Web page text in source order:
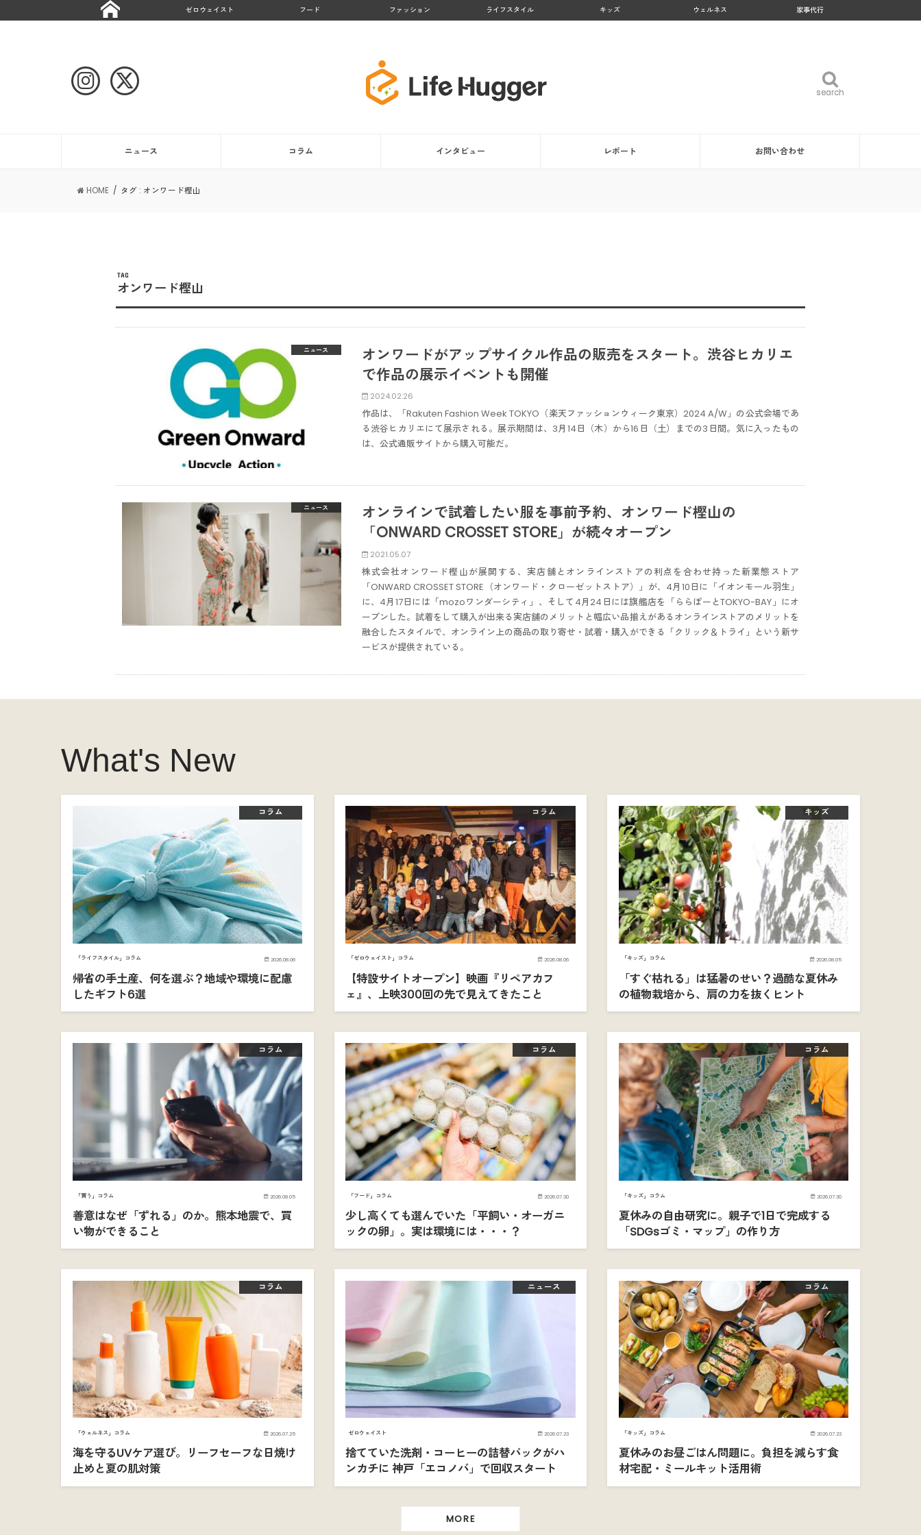
ゼロウェイスト フード ファッション ライフスタイル キッズ ウェルネス 家事代行
search
search
ニュース コラム インタビュー レポート お問い合わせ
HOME タグ : オンワード樫山
TAG
オンワード樫山
ニュース
オンワードがアップサイクル作品の販売をスタート。渋谷ヒカリエ
で作品の展示イベントも開催
2024.02.26
作品は、「Rakuten Fashion Week TOKYO（楽天ファッションウィーク東京）2024 A/W」の公式会場であ
る渋谷ヒカリエにて展示される。展示期間は、3月14日（木）から16日（土）までの3日間。気に入ったもの
は、公式通販サイトから購入可能だ。
ニュース
オンラインで試着したい服を事前予約、オンワード樫山の
「ONWARD CROSSET STORE」が続々オープン
2021.05.07
株式会社オンワード樫山が展開する、実店舗とオンラインストアの利点を合わせ持った新業態ストア
「ONWARD CROSSET STORE（オンワード・クローゼットストア）」が、4月10日に「イオンモール羽生」
に、4月17日には「mozoワンダーシティ」、そして4月24日には旗艦店を「ららぽーとTOKYO-BAY」にオ
ープンした。試着をして購入が出来る実店舗のメリットと幅広い品揃えがあるオンラインストアのメリットを
融合したスタイルで、オンライン上の商品の取り寄せ・試着・購入ができる「クリック＆トライ」という新サ
ービスが提供されている。
What's New
コラム
「ライフスタイル」コラム 2026.08.06
帰省の手土産、何を選ぶ？地域や環境に配慮
したギフト6選
コラム
「ゼロウェイスト」コラム 2026.08.06
【特設サイトオープン】映画『リペアカフ
ェ』、上映300回の先で見えてきたこと
キッズ
「キッズ」コラム 2026.08.05
「すぐ枯れる」は猛暑のせい？過酷な夏休み
の植物栽培から、肩の力を抜くヒント
コラム
「買う」コラム 2026.08.05
善意はなぜ「ずれる」のか。熊本地震で、買
い物ができること
コラム
「フード」コラム 2026.07.30
少し高くても選んでいた「平飼い・オーガニ
ックの卵」。実は環境には・・・？
コラム
「キッズ」コラム 2026.07.30
夏休みの自由研究に。親子で1日で完成する
「SDGsゴミ・マップ」の作り方
コラム
「ウェルネス」コラム 2026.07.25
海を守るUVケア選び。リーフセーフな日焼け
止めと夏の肌対策
ニュース
ゼロウェイスト 2026.07.23
捨てていた洗剤・コーヒーの詰替パックがハ
ンカチに 神戸「エコノバ」で回収スタート
コラム
「キッズ」コラム 2026.07.23
夏休みのお昼ごはん問題に。負担を減らす食
材宅配・ミールキット活用術
MORE